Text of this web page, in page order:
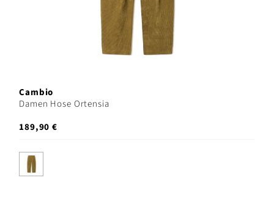
Cambio
Damen Hose Ortensia
189,90 €